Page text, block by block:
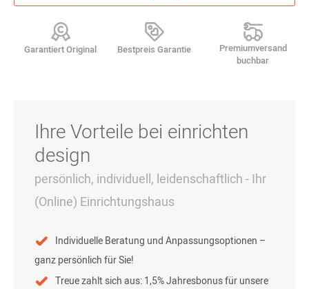
Garantiert Original Bestpreis Garantie
Premiumversand
buchbar
Ihre Vorteile bei einrichten
design
persönlich, individuell, leidenschaftlich - Ihr
(Online) Einrichtungshaus
Individuelle Beratung und Anpassungsoptionen –
ganz persönlich für Sie!
Treue zahlt sich aus: 1,5% Jahresbonus für unsere